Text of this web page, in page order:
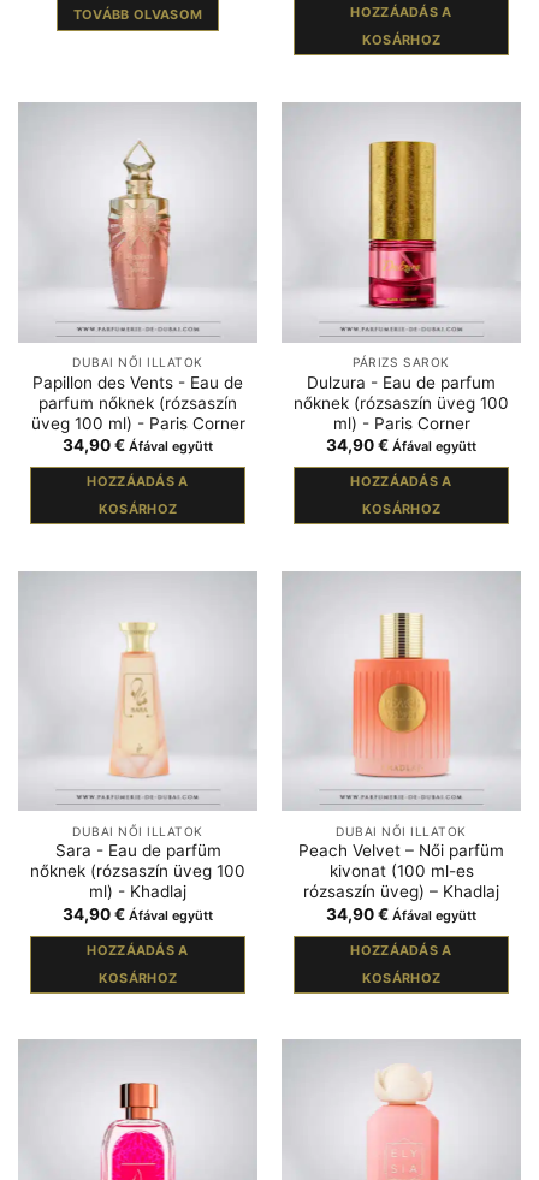
TOVÁBB OLVASOM
HOZZÁADÁS A
KOSÁRHOZ
DUBAI NŐI ILLATOK
Papillon des Vents - Eau de
parfum nőknek (rózsaszín
üveg 100 ml) - Paris Corner
34,90€ Áfával együtt
HOZZÁADÁS A
KOSÁRHOZ
PÁRIZS SAROK
Dulzura - Eau de parfum
nőknek (rózsaszín üveg 100
ml) - Paris Corner
34,90€ Áfával együtt
HOZZÁADÁS A
KOSÁRHOZ
DUBAI NŐI ILLATOK
Sara - Eau de parfüm
nőknek (rózsaszín üveg 100
ml) - Khadlaj
34,90€ Áfával együtt
HOZZÁADÁS A
KOSÁRHOZ
DUBAI NŐI ILLATOK
Peach Velvet – Női parfüm
kivonat (100 ml-es
rózsaszín üveg) – Khadlaj
34,90€ Áfával együtt
HOZZÁADÁS A
KOSÁRHOZ